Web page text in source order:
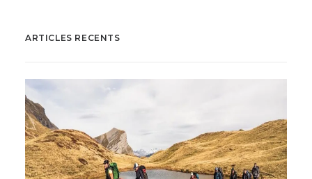
ARTICLES RECENTS